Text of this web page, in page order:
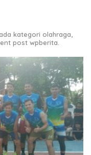
kategori olahraga,
post wpberita.